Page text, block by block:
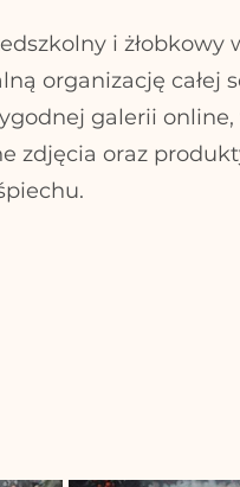
i żłobkowy
organizację całej
galerii
zdjęcia oraz